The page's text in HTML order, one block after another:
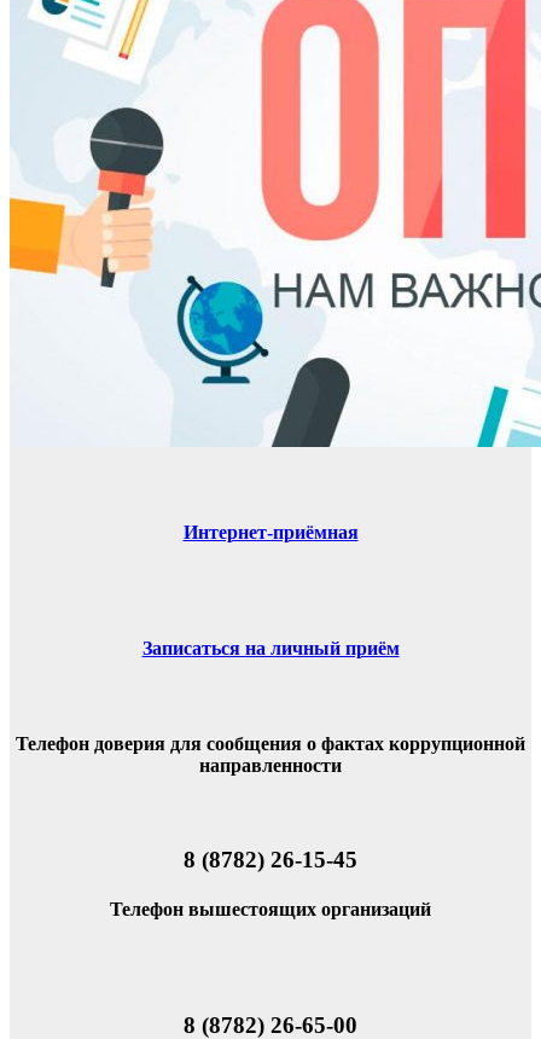
Интернет-приёмная
Записаться на личный приём
Телефон доверия для сообщения о фактах коррупционной
направленности
8 (8782) 26-15-45
Телефон вышестоящих организаций
8 (8782) 26-65-00